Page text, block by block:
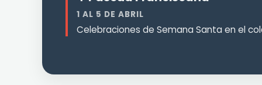
1 AL 5 DE ABRIL
Celebraciones de Semana Santa en el